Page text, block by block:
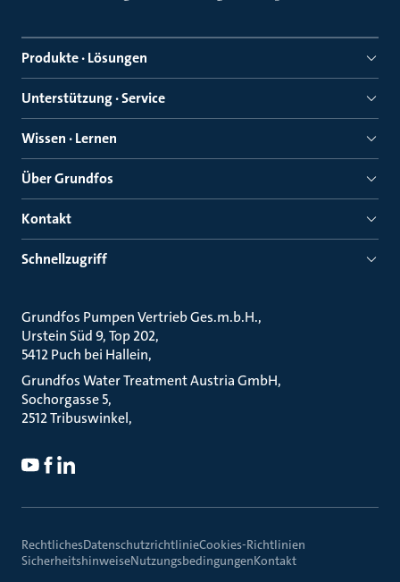
Produkte · Lösungen
Unterstützung · Service
Wissen · Lernen
Über Grundfos
Kontakt
Schnellzugriff
Grundfos Pumpen Vertrieb Ges.m.b.H.
Urstein Süd 9, Top 202
5412 Puch bei Hallein
Grundfos Water Treatment Austria GmbH
Sochorgasse 5
2512 Tribuswinkel
RechtlichesDatenschutzrichtlinieCookies-Richtlinien
SicherheitshinweiseNutzungsbedingungenKontakt